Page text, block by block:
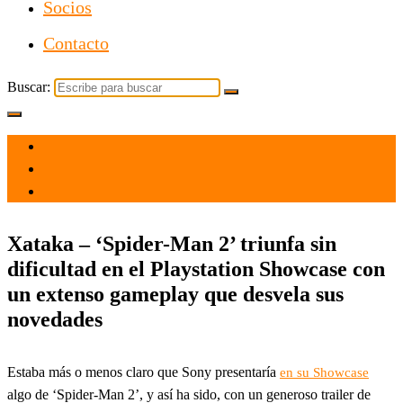
Socios
Contacto
Buscar:
Xataka – ‘Spider-Man 2’ triunfa sin
dificultad en el Playstation Showcase con
un extenso gameplay que desvela sus
novedades
Estaba más o menos claro que Sony presentaría en su Showcase
algo de ‘Spider-Man 2’, y así ha sido, con un generoso trailer de